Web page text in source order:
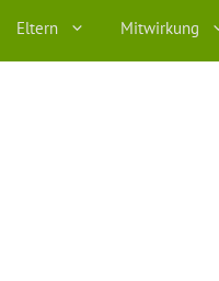
Eltern Mitwirkung